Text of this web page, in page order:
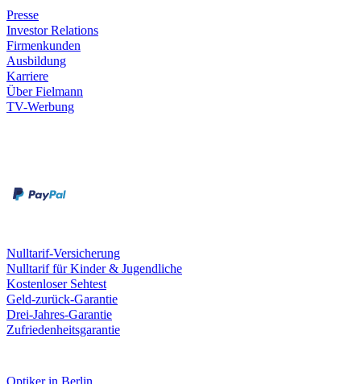
Presse
Investor Relations
Firmenkunden
Ausbildung
Karriere
Über Fielmann
TV-Werbung
Nulltarif-Versicherung
Nulltarif für Kinder & Jugendliche
Kostenloser Sehtest
Geld-zurück-Garantie
Drei-Jahres-Garantie
Zufriedenheitsgarantie